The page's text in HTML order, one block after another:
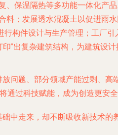
、保温隔热等多功能一体化产品
料；发展透水混凝土以促进雨
行构件设计与生产管理；工厂
印”出复杂建筑结构，为建筑设
问题、部分领域产能过剩、
通过科技赋能，成为创造更安
中走来，却不断吸收新技术的